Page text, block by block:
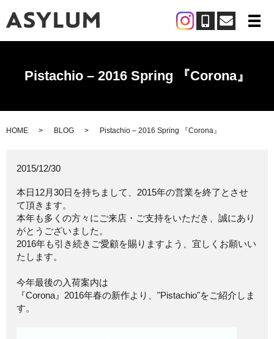
メ
Pistachio – 2016 Spring 『Corona』
HOME BLOG Pistachio – 2016 Spring 『Corona』
2015/12/30
本日12月30日を持ちまして、2015年の営業を終了とさせ
て頂きます。
本年も多くの方々にご来店・ご支持をいただき、誠にあり
がとうございました。
2016年も引き続きご愛顧を賜りますよう、宜しくお願いい
たします。
今年最後の入荷案内は
『Corona』2016年春の新作より、"Pistachio"をご紹介しま
す。